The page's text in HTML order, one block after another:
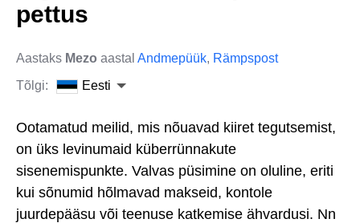
pettus
Aastaks Mezo aastal Andmepüük, Rämpspost
Tõlgi:
Eesti
Ootamatud meilid, mis nõuavad kiiret tegutsemist,
on üks levinumaid küberrünnakute
sisenemispunkte. Valvas püsimine on oluline, eriti
kui sõnumid hõlmavad makseid, kontole
juurdepääsu või teenuse katkemise ähvardusi. Nn